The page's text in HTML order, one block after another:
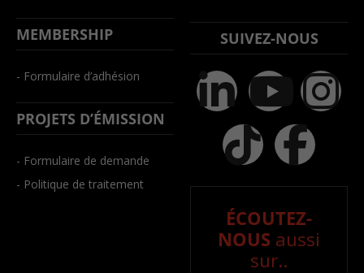
MEMBERSHIP
- Formulaire d’adhésion
PROJETS D’ÉMISSION
- Formulaire de demande
- Politique de traitement
SUIVEZ-NOUS
ÉCOUTEZ-
NOUS aussi
sur..